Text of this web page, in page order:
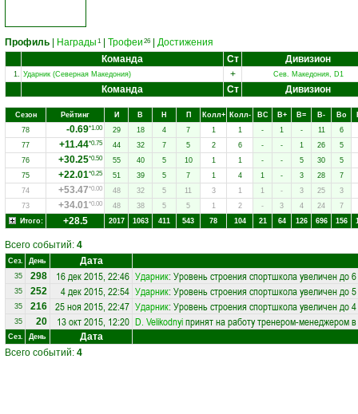
Профиль Награды 1 Трофеи 26
Достижения
Команда
Ст Дивизион
1. Ударник (Северная Македония) + Сев. Македония, D1
Команда Ст Дивизион
Сезон Рейтинг И В Н П Колл+ Колл- ВC В+ В= В- Вo
78
-0.69*1.00 29 18 4 7 1 1 - 1 - 11
6
77
+11.44*0.75 44 32 7 5 2 6 - - 1 26
5
76
+30.25*0.50 55 40 5 10 1 1 - - 5 30
5
75
+22.01*0.25 51 39 5 7 1 4 1 - 3 28
7
74
+53.47*0.00 48 32 5 11 3 1 1 - 3 25
3
73
+34.01*0.00 48 38 5 5 1 2 - 3 4 24
7
Итого:
+28.5 2017 1063 411 543 78 104 21 64 126 696 156
Всего событий: 4
Сез. День Дата
35 298 16 дек 2015, 22:46 Ударник: Уровень строения спортшкола увеличен до
35 252 4 дек 2015, 22:54 Ударник: Уровень строения спортшкола увеличен до
35 216 25 ноя 2015, 22:47 Ударник: Уровень строения спортшкола увеличен до
35 20 13 окт 2015, 12:20 D. Velikodnyiпринят на работу тренером-менеджером
Сез. День
Дата
Всего событий: 4